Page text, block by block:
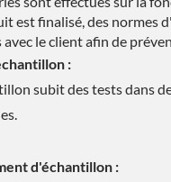
est finalisé, des normes
avec le client afin de
:
subit des tests dans
d'échantillon :